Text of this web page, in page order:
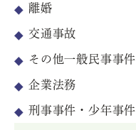
離婚
交通事故
その他一般民事事件
企業法務
刑事事件・少年事件